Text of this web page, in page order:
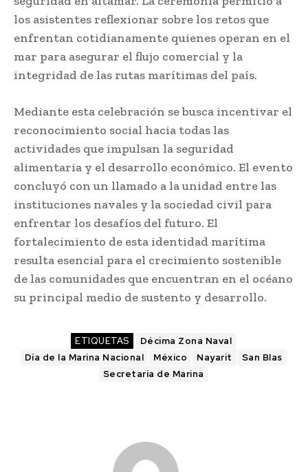
los asistentes reflexionar sobre los retos que
enfrentan cotidianamente quienes operan en el
mar para asegurar el flujo comercial y la
integridad de las rutas marítimas del país.
Mediante esta celebración se busca incentivar el
reconocimiento social hacia todas las
actividades que impulsan la seguridad
alimentaria y el desarrollo económico. El evento
concluyó con un llamado a la unidad entre las
instituciones navales y la sociedad civil para
enfrentar los desafíos del futuro. El
fortalecimiento de esta identidad marítima
resulta esencial para el crecimiento sostenible
de las comunidades que encuentran en el océano
su principal medio de sustento y desarrollo.
ETIQUETAS
Décima Zona Naval
Día de la Marina Nacional
México Nayarit
San Blas
Secretaría de Marina